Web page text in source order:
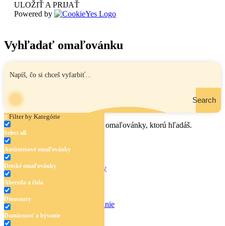
ULOŽIŤ A PRIJAŤ
Powered by
Vyhľadať omaľovánku
Search
Filter by Kategórie
Select all
Antistresové omaľovánky
Detské omaľovánky
Abeceda a čísla
Dinosaury
Domácnosť a bývanie
Zadaj názov, oblasť alebo tému omaľovánky, ktorú hľadáš.
Antistresové omaľovánky
Domácnosť a bývanie
Doprava